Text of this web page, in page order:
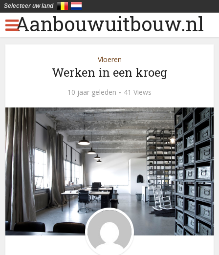
Aanbouwuitbouw.nl
Vloeren
Werken in een kroeg
10 jaar geleden 41 Views
Selecteer uw land